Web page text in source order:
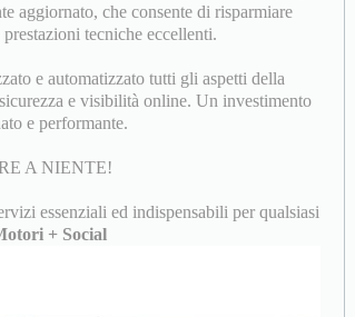
aggiornato, che consente di risparmiare
tecniche eccellenti.
e automatizzato tutti gli aspetti della
e visibilità online. Un investimento
e performante.
A NIENTE!
essenziali ed indispensabili per qualsiasi
+ Social